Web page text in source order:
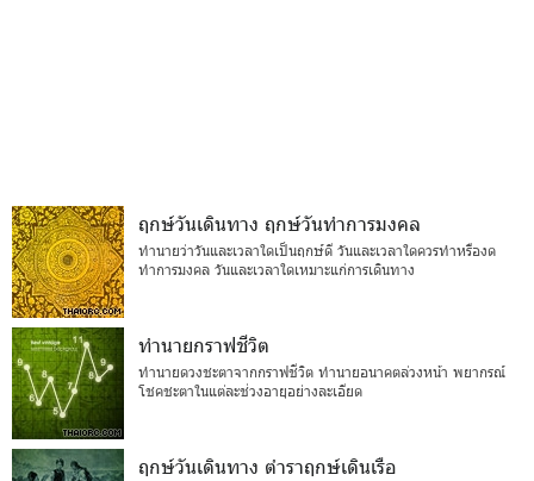
ฤกษ์วันเดินทาง ฤกษ์วันทำการมงคล
ทำนายว่าวันและเวลาใดเป็นฤกษ์ดี วันและเวลาใดควรทำหรืองด
ทำการมงคล วันและเวลาใดเหมาะแก่การเดินทาง
ทำนายกราฟชีวิต
ทำนายดวงชะตาจากกราฟชีวิต ทำนายอนาคตล่วงหน้า พยากรณ์
โชคชะตาในแต่ละช่วงอายุอย่างละเอียด
ฤกษ์วันเดินทาง ตำราฤกษ์เดินเรือ